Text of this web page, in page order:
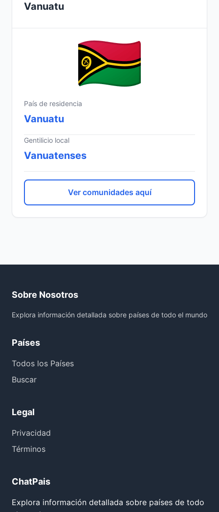
Vanuatu
País de residencia
Vanuatu
Gentilicio local
Vanuatenses
Ver comunidades aquí
Sobre Nosotros
Explora información detallada sobre países de todo el mundo
Países
Todos los Países
Buscar
Legal
Privacidad
Términos
ChatPais
Explora información detallada sobre países de todo